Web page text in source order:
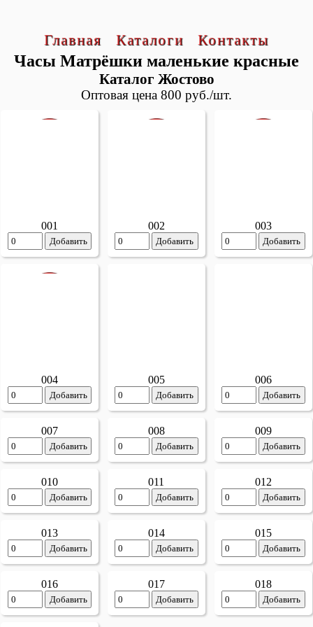
Главная Каталоги Контакты
Часы Матрёшки маленькие красные
Каталог Жостово
Оптовая цена 800 руб./шт.
001
Добавить
002
Добавить
003
Добавить
004
Добавить
005
Добавить
006
Добавить
007
Добавить
008
Добавить
009
Добавить
010
Добавить
011
Добавить
012
Добавить
013
Добавить
014
Добавить
015
Добавить
016
Добавить
017
Добавить
018
Добавить